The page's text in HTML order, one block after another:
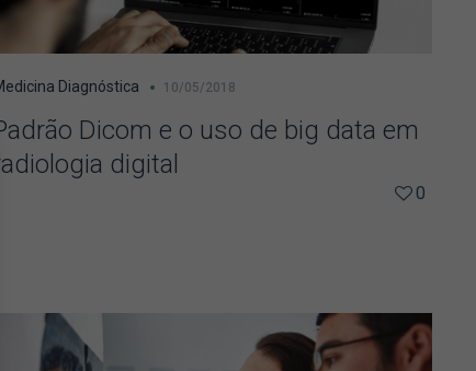
Diagnóstica 10/05/2018
Dicom e o uso de big data em
digital
0